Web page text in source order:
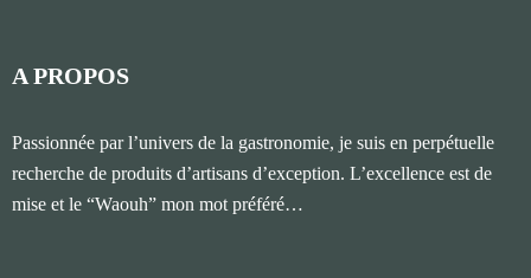
A PROPOS
Passionnée par l’univers de la gastronomie, je suis en perpétuelle
recherche de produits d’artisans d’exception. L’excellence est de
mise et le “Waouh” mon mot préféré…